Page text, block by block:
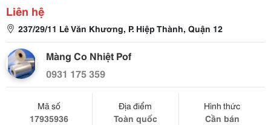
Liên hệ
237/29/11 Lê Văn Khương, P. Hiệp Thành, Quận 12
Màng Co Nhiệt Pof
0931 175 359
Mã số
17935936
Địa điểm
Toàn quốc
Hình thức
Cần bán